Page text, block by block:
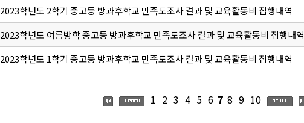
2023학년도 2학기 중고등 방과후학교 만족도조사 결과 및 교육활동비 집행내역
2023학년도 여름방학 중고등 방과후학교 만족도조사 결과 및 교육활동비 집행내역
2023학년도 1학기 중고등 방과후학교 만족도조사 결과 및 교육활동비 집행내역
1 2 3 4 5 6 7 8 9 10